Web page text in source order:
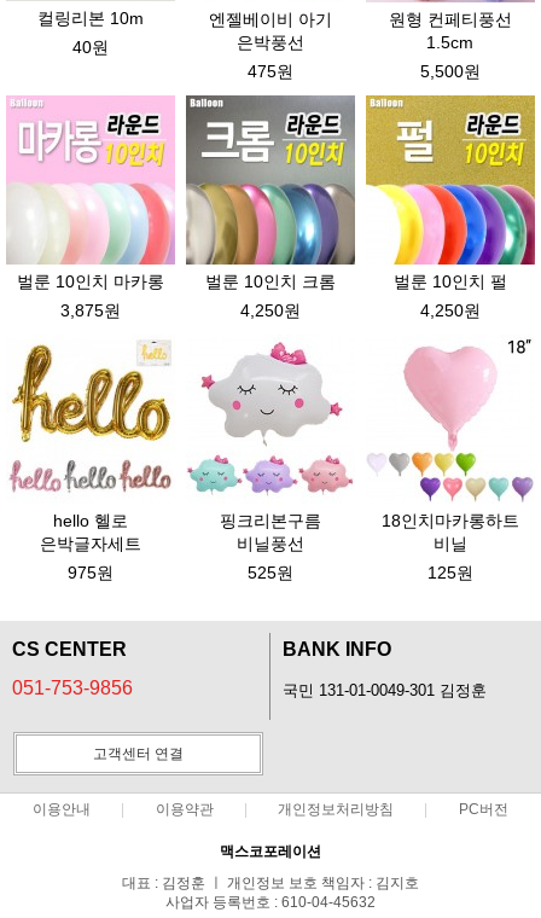
컬링리본 10m
40원
엔젤베이비 아기
은박풍선
475원
원형 컨페티풍선
1.5cm
5,500원
벌룬 10인치 마카롱
3,875원
벌룬 10인치 크롬
4,250원
벌룬 10인치 펄
4,250원
hello 헬로
은박글자세트
975원
핑크리본구름
비닐풍선
525원
18인치마카롱하트
비닐
125원
CS CENTER
051-753-9856
BANK INFO
국민 131-01-0049-301 김정훈
고객센터 연결
이용안내 이용약관 개인정보처리방침 PC버전
맥스코포레이션
대표 : 김정훈 ㅣ 개인정보 보호 책임자 : 김지호
사업자 등록번호 : 610-04-45632